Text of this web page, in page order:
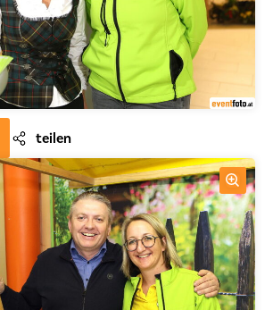
teilen